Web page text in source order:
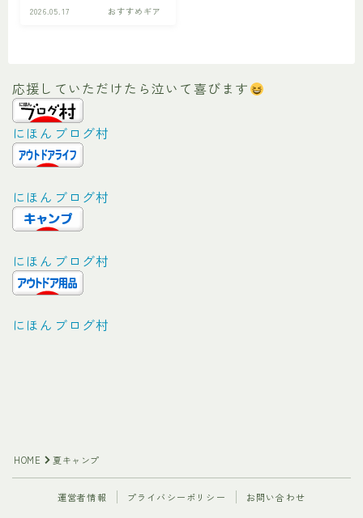
2026.05.17 おすすめギア
応援していただけたら泣いて喜びます
にほんブログ村
にほんブログ村
にほんブログ村
にほんブログ村
HOME 夏キャンプ
運営者情報 プライバシーポリシー お問い合わせ